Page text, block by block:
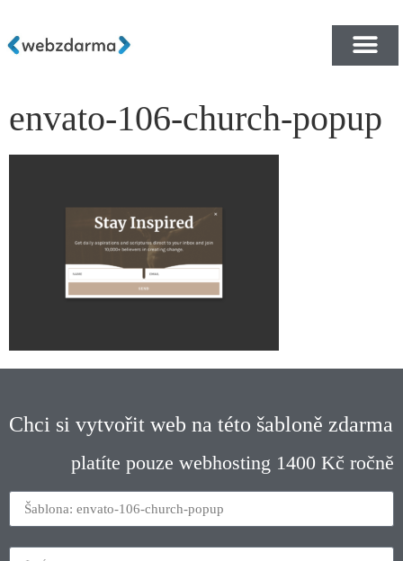
envato-106-church-popup
Chci si vytvořit web na této šabloně zdarma
platíte pouze webhosting 1400 Kč ročně